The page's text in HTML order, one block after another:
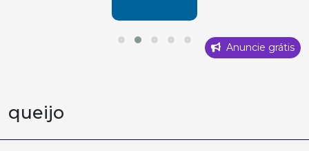
Anuncie grátis
queijo